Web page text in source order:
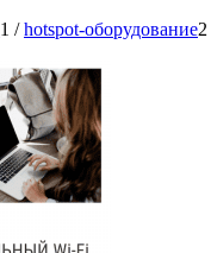
1 / hotspot-оборудование2